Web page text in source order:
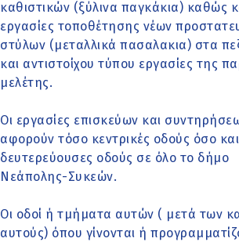
καθιστικών (ξύλινα παγκάκια) καθώς
εργασίες τοποθέτησης νέων
στύλων (μεταλλικά πασαλακια) στα
και αντιστοίχου τύπου εργασίες της
μελέτης.
Οι εργασίες επισκεύων και
αφορούν τόσο κεντρικές οδούς όσο και
δευτερεύουσες οδούς σε όλο το δήμο
Νεάπολης-Συκεών.
Οι οδοί ή τμήματα αυτών ( μετά των
αυτούς) όπου γίνονται ή